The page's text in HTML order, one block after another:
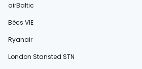
airBaltic
Bécs VIE
Ryanair
London Stansted STN